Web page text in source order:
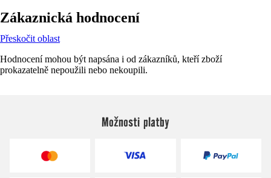
Zákaznická hodnocení
Přeskočit oblast
Hodnocení mohou být napsána i od zákazníků, kteří zboží
prokazatelně nepoužili nebo nekoupili.
Možnosti platby